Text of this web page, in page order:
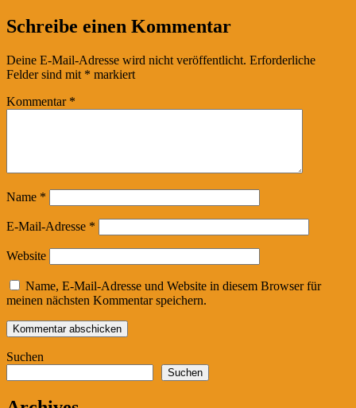
Schreibe einen Kommentar
Deine E-Mail-Adresse wird nicht veröffentlicht. Erforderliche
Felder sind mit * markiert
Kommentar *
Name *
E-Mail-Adresse *
Website
Name, E-Mail-Adresse und Website in diesem Browser für
meinen nächsten Kommentar speichern.
Suchen
Suchen